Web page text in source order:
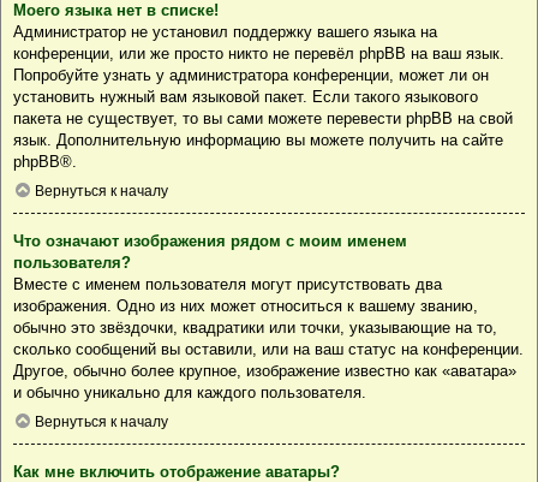
Моего языка нет в списке!
Администратор не установил поддержку вашего языка на
конференции, или же просто никто не перевёл phpBB на ваш язык.
Попробуйте узнать у администратора конференции, может ли он
установить нужный вам языковой пакет. Если такого языкового
пакета не существует, то вы сами можете перевести phpBB на свой
язык. Дополнительную информацию вы можете получить на сайте
phpBB®.
Вернуться к началу
Что означают изображения рядом с моим именем
пользователя?
Вместе с именем пользователя могут присутствовать два
изображения. Одно из них может относиться к вашему званию,
обычно это звёздочки, квадратики или точки, указывающие на то,
сколько сообщений вы оставили, или на ваш статус на конференции.
Другое, обычно более крупное, изображение известно как «аватара»
и обычно уникально для каждого пользователя.
Вернуться к началу
Как мне включить отображение аватары?